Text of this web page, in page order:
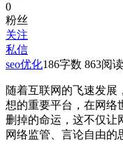
0
粉丝
关注
私信
seo优化186字数 863阅
随着互联网的飞速发展
想的重要平台，在网络
删掉的命运，这不仅让
网络监管、言论自由的